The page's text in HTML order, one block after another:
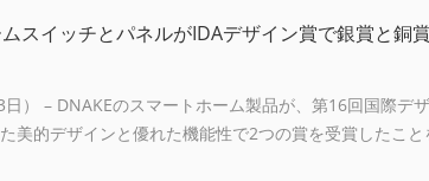
スイッチとパネルがIDAデザイン賞で銀賞と銅
） – DNAKEのスマートホーム製品が、第16回国際デ
美的デザインと優れた機能性で2つの賞を受賞したこ